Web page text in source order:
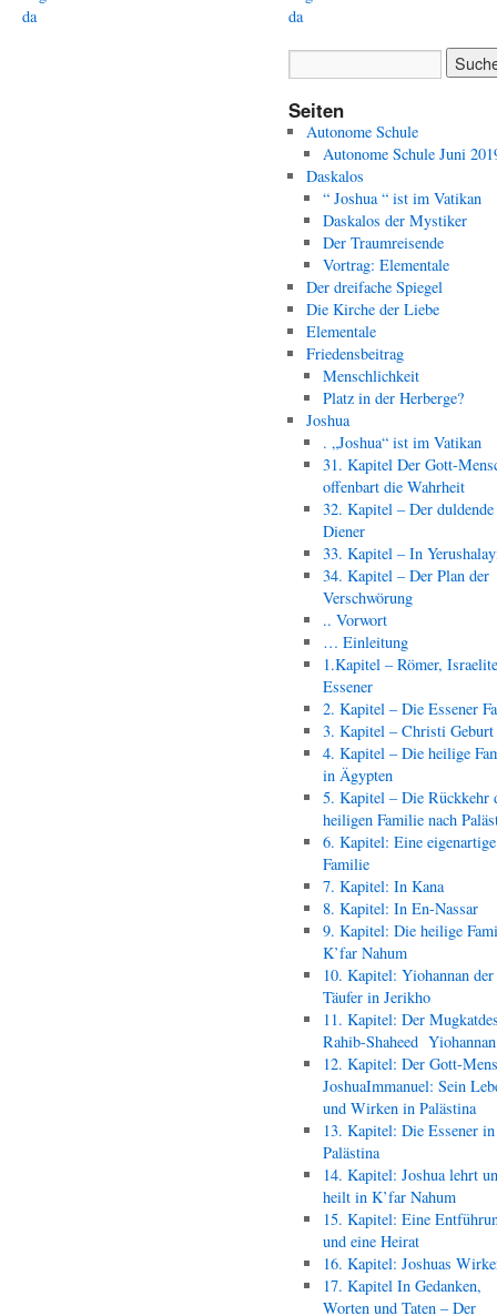
da
da
Seiten
Autonome Schule
Autonome Schule Juni
Daskalos
“ Joshua “ ist im Vatikan
Daskalos der Mystiker
Der Traumreisende
Vortrag: Elementale
Der dreifache Spiegel
Die Kirche der Liebe
Elementale
Friedensbeitrag
Menschlichkeit
Platz in der Herberge?
Joshua
. „Joshua“ ist im Vatikan
31. Kapitel Der Gott-
offenbart die Wahrheit
32. Kapitel – Der duldende
Diener
33. Kapitel – In
34. Kapitel – Der Plan der
Verschwörung
.. Vorwort
… Einleitung
1.Kapitel – Römer,
Essener
2. Kapitel – Die Essener
3. Kapitel – Christi Geburt
4. Kapitel – Die heilige
in Ägypten
5. Kapitel – Die Rückkehr
heiligen Familie nach
6. Kapitel: Eine eigenartige
Familie
7. Kapitel: In Kana
8. Kapitel: In En-Nassar
9. Kapitel: Die heilige
K’far Nahum
10. Kapitel: Yiohannan der
Täufer in Jerikho
11. Kapitel: Der
Rahib-Shaheed
12. Kapitel: Der Gott-
JoshuaImmanuel: Sein
und Wirken in Palästina
13. Kapitel: Die Essener in
Palästina
14. Kapitel: Joshua lehrt
heilt in K’far Nahum
15. Kapitel: Eine
und eine Heirat
16. Kapitel: Joshuas
17. Kapitel In Gedanken,
Worten und Taten – Der